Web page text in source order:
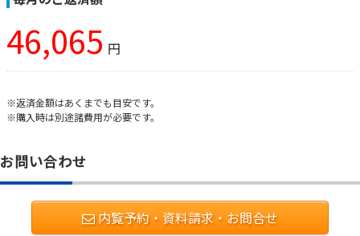
46,065 円
※返済金額はあくまでも目安です。
※購入時は別途諸費用が必要です。
お問い合わせ
内覧予約・資料請求・お問合せ